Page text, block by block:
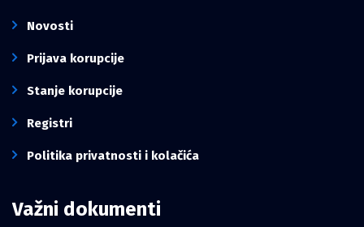
Novosti
Prijava korupcije
Stanje korupcije
Registri
Politika privatnosti i kolačića
Važni dokumenti